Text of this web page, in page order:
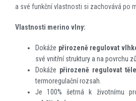
a své funkční vlastnosti si zachovává po
Vlastnosti merino vlny:
Dokáže přirozeně regulovat
své vnitřní struktury a na povrchu
Dokáže přirozeně regulovat
termoregulační rozsah.
Je 100% šetrná k životnímu